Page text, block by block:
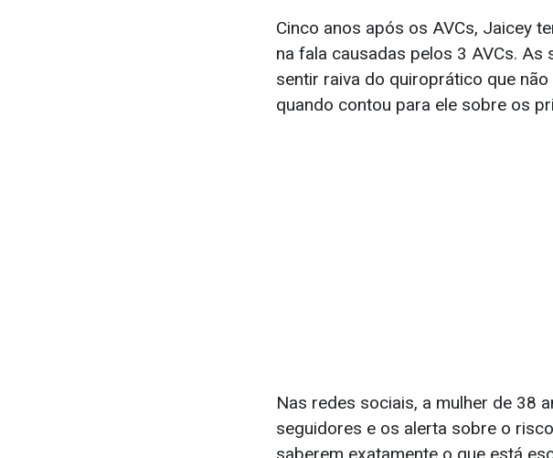
Cinco anos após os AVCs, Jaicey
na fala causadas pelos 3 AVCs.
sentir raiva do quiroprático que
quando contou para ele sobre os
Nas redes sociais, a mulher de 38
seguidores e os alerta sobre o